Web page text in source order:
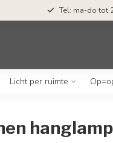
Tel: ma-do tot
Licht per ruimte